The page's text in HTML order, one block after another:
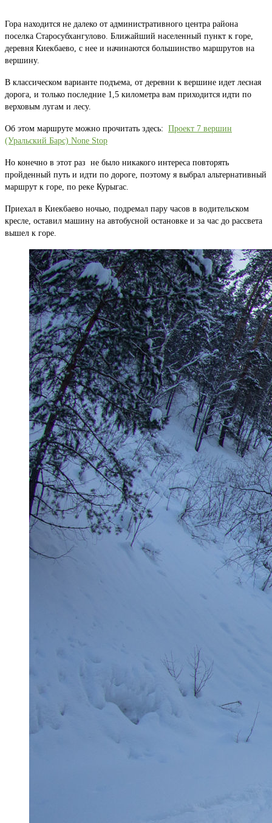
Гора находится не далеко от административного центра района
поселка Старосубхангулово. Ближайший населенный пункт к горе,
деревня Киекбаево, с нее и начинаются большинство маршрутов на
вершину.
В классическом варианте подъема, от деревни к вершине идет лесная
дорога, и только последние 1,5 километра вам приходится идти по
верховым лугам и лесу.
Об этом маршруте можно прочитать здесь: Проект 7 вершин
(Уральский Барс) None Stop
Но конечно в этот раз не было никакого интереса повторять
пройденный путь и идти по дороге, поэтому я выбрал альтернативный
маршрут к горе, по реке Курыгас.
Приехал в Киекбаево ночью, подремал пару часов в водительском
кресле, оставил машину на автобусной остановке и за час до рассвета
вышел к горе.